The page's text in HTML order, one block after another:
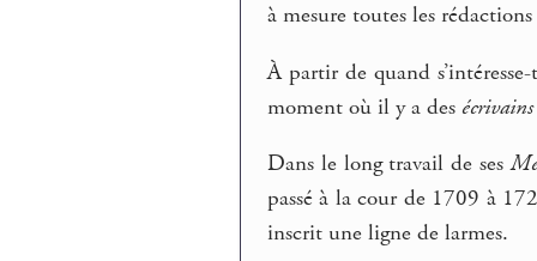
à mesure toutes les
À partir de quand
moment où il y a desécrivains
Dans le long travail de ses
passé à la cour de 1709 à
inscrit une ligne de larmes.